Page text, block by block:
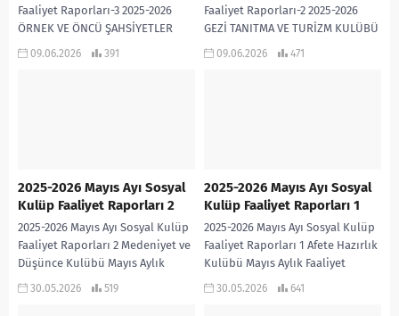
Faaliyet Raporları-3 2025-2026
ÖRNEK VE ÖNCÜ ŞAHSİYETLER
KULÜBÜ YILLIK FAALİYET RAPORU
09.06.2026 391
Faaliyet Raporları-2 2025-2026
GEZİ TANITMA VE TURİZM KULÜBÜ
YILLIK FAALİYET RAPORU 2025-2026
09.06.2026 471
2025-2026 Mayıs Ayı Sosyal
Kulüp Faaliyet Raporları 2
2025-2026 Mayıs Ayı Sosyal Kulüp
Faaliyet Raporları 2 Medeniyet ve
Düşünce Kulübü Mayıs Aylık
Faaliyet Raporu 2026 Meslek
30.05.2026 519
2025-2026 Mayıs Ayı Sosyal
Kulüp Faaliyet Raporları 1
2025-2026 Mayıs Ayı Sosyal Kulüp
Faaliyet Raporları 1 Afete Hazırlık
Kulübü Mayıs Aylık Faaliyet
Raporu 2026 Bilim Fen ve
30.05.2026 641